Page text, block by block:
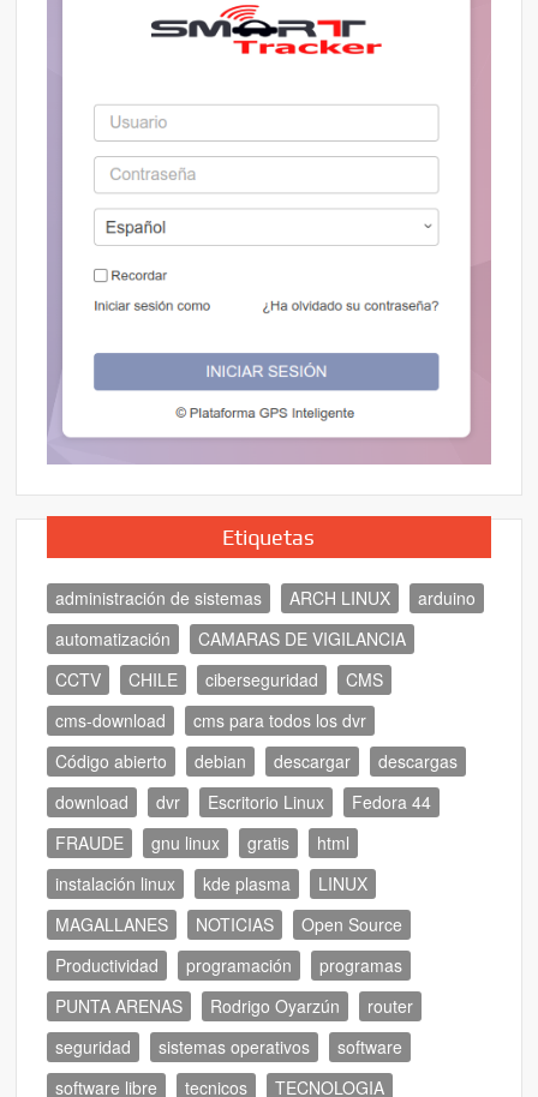
Etiquetas
administración de sistemas ARCH LINUX
arduino
automatización
CAMARAS DE VIGILANCIA
CCTV
CHILE ciberseguridad
CMS
cms-download
cms para todos los dvr
Código abierto
debian descargar
descargas
download
dvr Escritorio Linux
Fedora 44
FRAUDE
gnu linux gratis
html
instalación linux
kde plasma
LINUX
MAGALLANES
NOTICIAS
Open Source
Productividad
programación
programas
PUNTA ARENAS
Rodrigo Oyarzún
router
seguridad
sistemas operativos
software
software libre
tecnicos TECNOLOGIA